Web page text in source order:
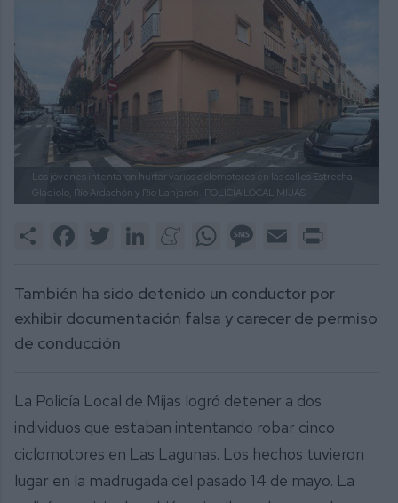
Los jóvenes intentaron hurtar varios ciclomotores en las calles Estrecha,
Gladiolo, Río Ardachón y Río Lanjarón. POLICÍA LOCAL MIJAS
Share FacebookTwitter LinkedInMeneameWhatsAppMessage
Email
También ha sido detenido un conductor por
exhibir documentación falsa y carecer de permiso
de conducción
La Policía Local de Mijas logró detener a dos
individuos que estaban intentando robar cinco
ciclomotores en Las Lagunas. Los hechos tuvieron
lugar en la madrugada del pasado 14 de mayo. La